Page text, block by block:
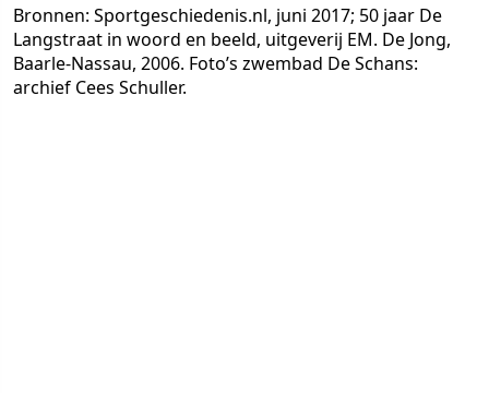
Bronnen: Sportgeschiedenis.nl, juni 2017; 50 jaar De
Langstraat in woord en beeld, uitgeverij EM. De Jong,
Baarle-Nassau, 2006. Foto’s zwembad De Schans:
archief Cees Schuller.